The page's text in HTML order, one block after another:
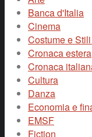
Banca d'Italia
Cinema
Costume e
Cronaca estera
Cronaca
Cultura
Danza
Economia e
EMSF
Fiction